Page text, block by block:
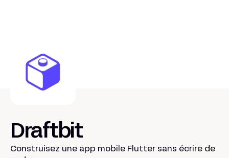
Draftbit
Construisez une app mobile Flutter sans écrire de